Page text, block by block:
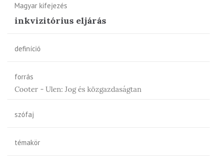
Magyar kifejezés
inkvizitórius eljárás
definíció
forrás
Cooter - Ulen: Jog és közgazdaságtan
szófaj
témakör